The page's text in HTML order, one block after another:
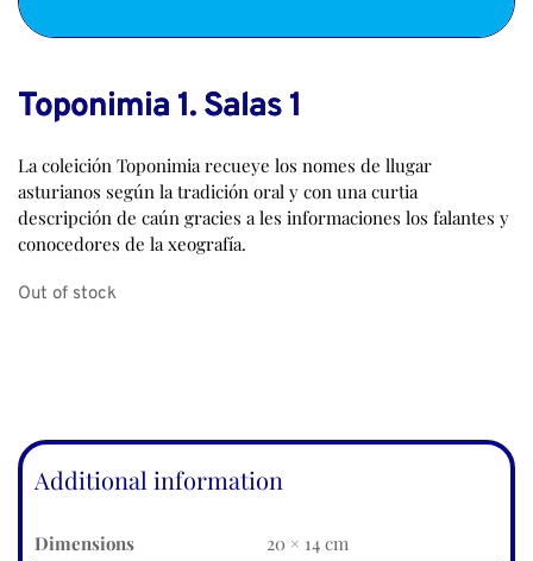
Toponimia 1. Salas 1
La coleición Toponimia recueye los nomes de llugar
asturianos según la tradición oral y con una curtia
descripción de caún gracies a les informaciones los falantes y
conocedores de la xeografía.
Out of stock
Additional information
Dimensions 20 × 14 cm